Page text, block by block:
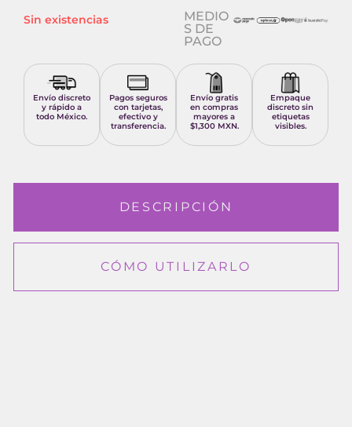
Sin existencias
MEDIO
S DE
PAGO
Envío discreto
y rápido a
todo México.
Pagos seguros
con tarjetas,
efectivo y
transferencia.
Envío gratis
en compras
mayores a
$1,300 MXN.
Empaque
discreto sin
etiquetas
visibles.
DESCRIPCIÓN
CÓMO UTILIZARLO